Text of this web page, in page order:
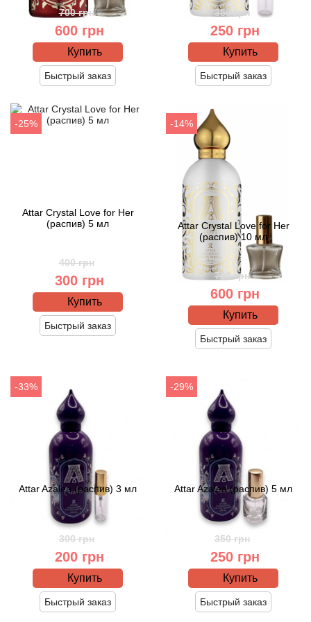
700 грн
600 грн
Купить
Быстрый заказ
350 грн
250 грн
Купить
Быстрый заказ
-25%
Attar Crystal Love for Her
(распив) 5 мл
400 грн
300 грн
Купить
Быстрый заказ
-14%
Attar Crystal Love for Her
(распив) 10 мл
700 грн
600 грн
Купить
Быстрый заказ
-33%
Attar Azalea (распив) 3 мл
300 грн
200 грн
Купить
Быстрый заказ
-29%
Attar Azalea (распив) 5 мл
350 грн
250 грн
Купить
Быстрый заказ
Agonist
Aigner
Aj Arabia (Widian)
Ajmal
Al Jazeera
Alexander McQueen
Alexandre Barthet
Alfred Dunhill
Alyson Oldoini
Alyssa Ashley
American Crew
Amouage
Amouroud
Andre L'Arom